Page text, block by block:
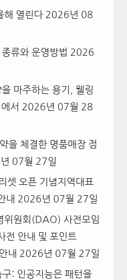
해 열린다 2026년 08
류와 운영방법 2026
마주하는 용기, 웰링
서 2026년 07월 28
을 체결한 명품매장 점
07월 27일
셋 오픈 기념지역대표
내 2026년 07월 27일
위원회(DAO) 사전모임
전 안내 및 포인트
내 2026년 07월 27일
: 인공지능은 패턴을